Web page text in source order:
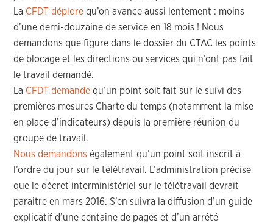
La CFDT déplorequ’on avance aussi lentement : moins
d’une demi-douzaine de service en 18 mois ! Nous
demandons que figure dans le dossier du CTAC les points
de blocage et les directions ou services qui n’ont pas fait
le travail demandé.
La CFDT demande qu’un point soit fait sur le suivi des
premières mesures Charte du temps (notamment la mise
en place d’indicateurs) depuis la première réunion du
groupe de travail.
Nous demandons également qu’un point soit inscrit à
l’ordre du jour sur le télétravail. L’administration précise
que le décret interministériel sur le télétravail devrait
paraitre en mars 2016. S’en suivra la diffusion d’un guide
explicatif d’une centaine de pages et d’un arrêté